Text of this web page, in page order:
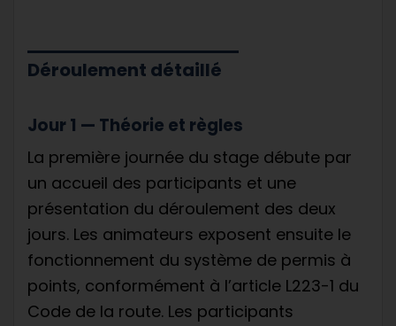
Déroulement détaillé
Jour 1 — Théorie et règles
La première journée du stage débute par
un accueil des participants et une
présentation du déroulement des deux
jours. Les animateurs exposent ensuite le
fonctionnement du système de permis à
points, conformément à l’article L223-1 du
Code de la route. Les participants